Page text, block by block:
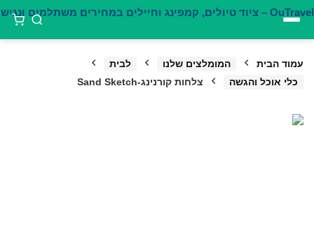
עמוד הבית המומלצים שלנו
לבית
כלי אוכל והגשה
צלחות קורנינג-Sand Sketch